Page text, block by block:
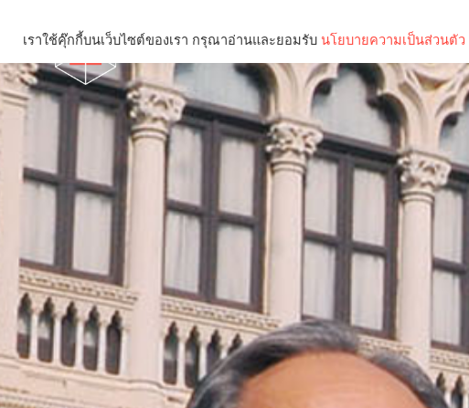
คุณกำลังอ่าน:
เราใช้คุ๊กกี้บนเว็บไซต์ของเรา กรุณาอ่านและยอมรับ นโยบายความเป็นส่วนตัว